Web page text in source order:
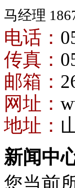
马经理
电话：
传真：
邮箱：
网址：
地址：
新闻中
您当前